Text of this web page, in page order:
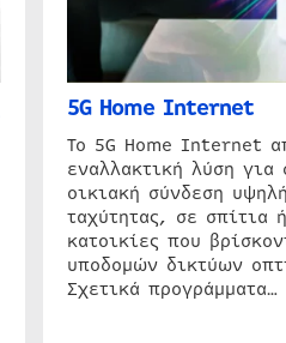
5G Home Internet
Το 5G Home Internet
εναλλακτική λύση για
οικιακή σύνδεση
ταχύτητας, σε σπίτια
κατοικίες που
υποδομών δικτύων
Σχετικά προγράμματα…